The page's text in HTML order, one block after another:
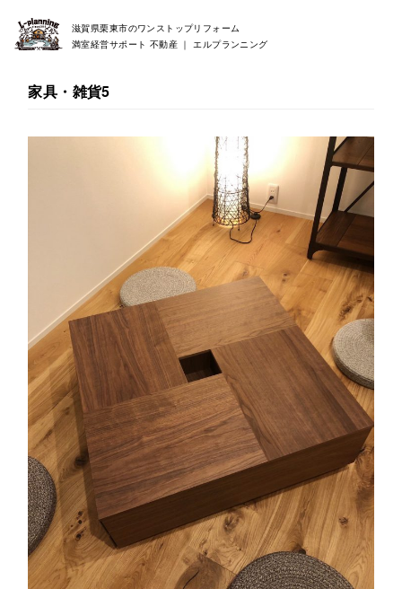
滋賀県栗東市のワンストップリフォーム
満室経営サポート 不動産 ｜ エルプランニング
家具・雑貨5